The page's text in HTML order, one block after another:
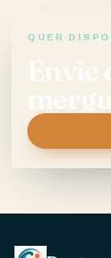
QUER
Envie